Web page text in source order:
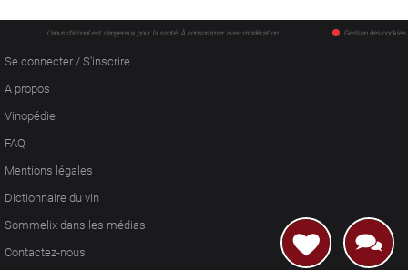
Gestion des cookies
L'abus d'alcool est dangereux pour la santé. À consommer avec modération.
Se connecter / S'inscrire
A propos
Vinopédie
FAQ
Mentions légales
Dictionnaire du vin
Sommelix dans les médias
Contactez-nous